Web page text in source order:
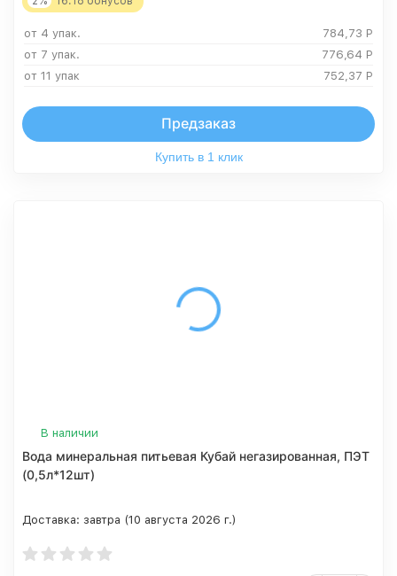
от 4 упак. 784,73 Р
от 7 упак.
776,64 Р
от 11 упак
752,37 Р
Предзаказ
Купить в 1 клик
В наличии
Вода минеральная питьевая Кубай негазированная, ПЭТ
(0,5л*12шт)
Доставка: завтра (10 августа 2026 г.)